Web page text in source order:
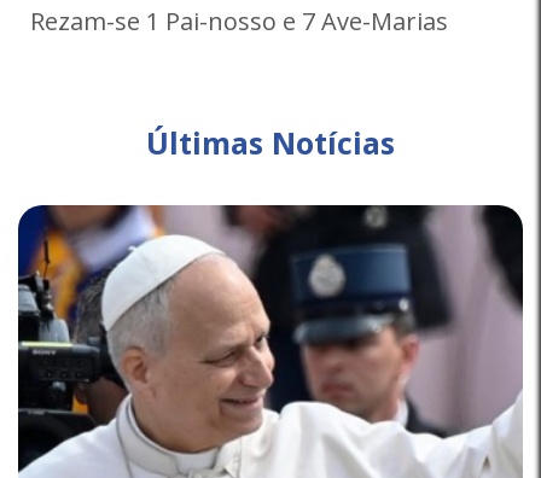
Rezam-se 1 Pai-nosso e 7 Ave-Marias
Últimas Notícias